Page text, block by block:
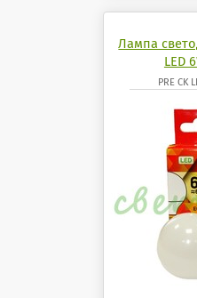
Лампа
LED
PRE CK